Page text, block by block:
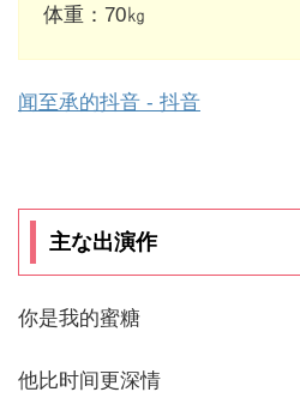
体重：70㎏
闻至承的抖音 - 抖音
主な出演作
你是我的蜜糖
他比时间更深情